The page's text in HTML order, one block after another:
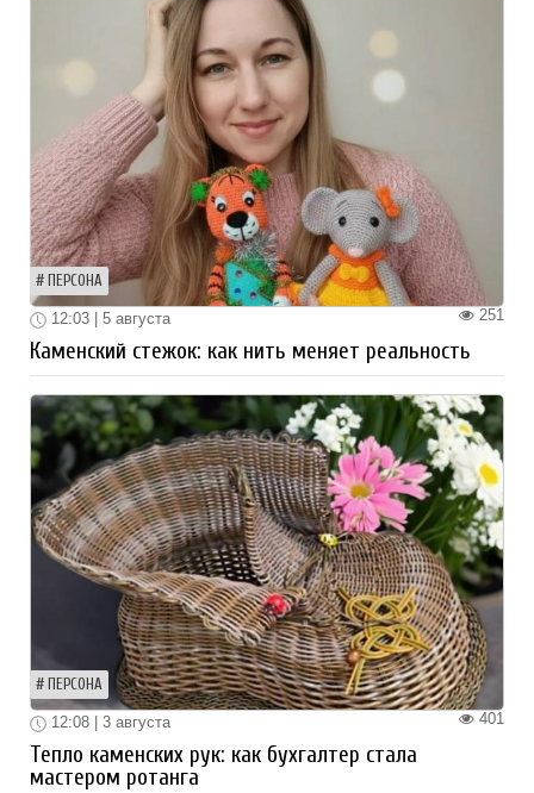
ПЕРСОНА
251
12:03 | 5 августа
Каменский стежок: как нить меняет реальность
ПЕРСОНА
401
12:08 | 3 августа
Тепло каменских рук: как бухгалтер стала
мастером ротанга